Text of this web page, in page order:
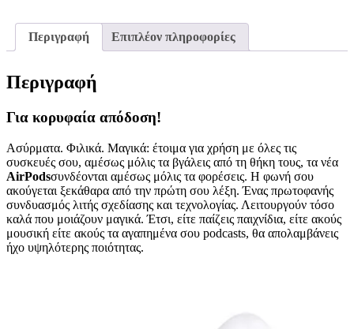
Περιγραφή Επιπλέον πληροφορίες
Περιγραφή
Για κορυφαία απόδοση!
Ασύρματα. Φιλικά. Μαγικά: έτοιμα για χρήση με όλες τις
συσκευές σου, αμέσως μόλις τα βγάλεις από τη θήκη τους, τα νέα
AirPodsσυνδέονται αμέσως μόλις τα φορέσεις. Η φωνή σου
ακούγεται ξεκάθαρα από την πρώτη σου λέξη. Ένας πρωτοφανής
συνδυασμός λιτής σχεδίασης και τεχνολογίας. Λειτουργούν τόσο
καλά που μοιάζουν μαγικά. Έτσι, είτε παίζεις παιχνίδια, είτε ακούς
μουσική είτε ακούς τα αγαπημένα σου podcasts, θα απολαμβάνεις
ήχο υψηλότερης ποιότητας.